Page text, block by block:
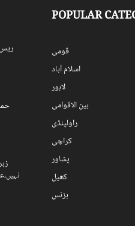
POPULAR
قومی
اسلام آباد
لاہور
بین الاقوامی
راولپنڈی
کراچی
پشاور
کھیل
بزنس